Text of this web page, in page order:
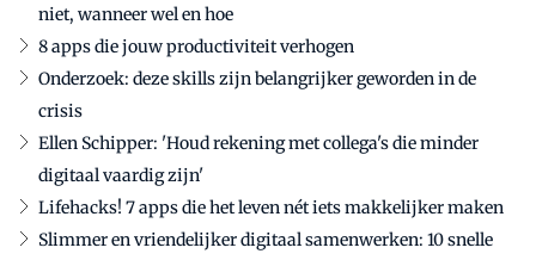
niet, wanneer wel en hoe
8 apps die jouw productiviteit verhogen
Onderzoek: deze skills zijn belangrijker geworden in de
crisis
Ellen Schipper: 'Houd rekening met collega's die minder
digitaal vaardig zijn'
Lifehacks! 7 apps die het leven nét iets makkelijker maken
Slimmer en vriendelijker digitaal samenwerken: 10 snelle